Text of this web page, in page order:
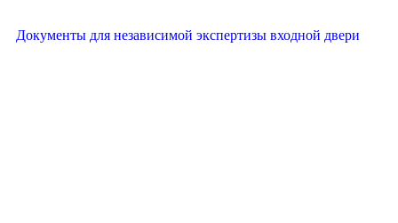
Документы для независимой экспертизы входной двери